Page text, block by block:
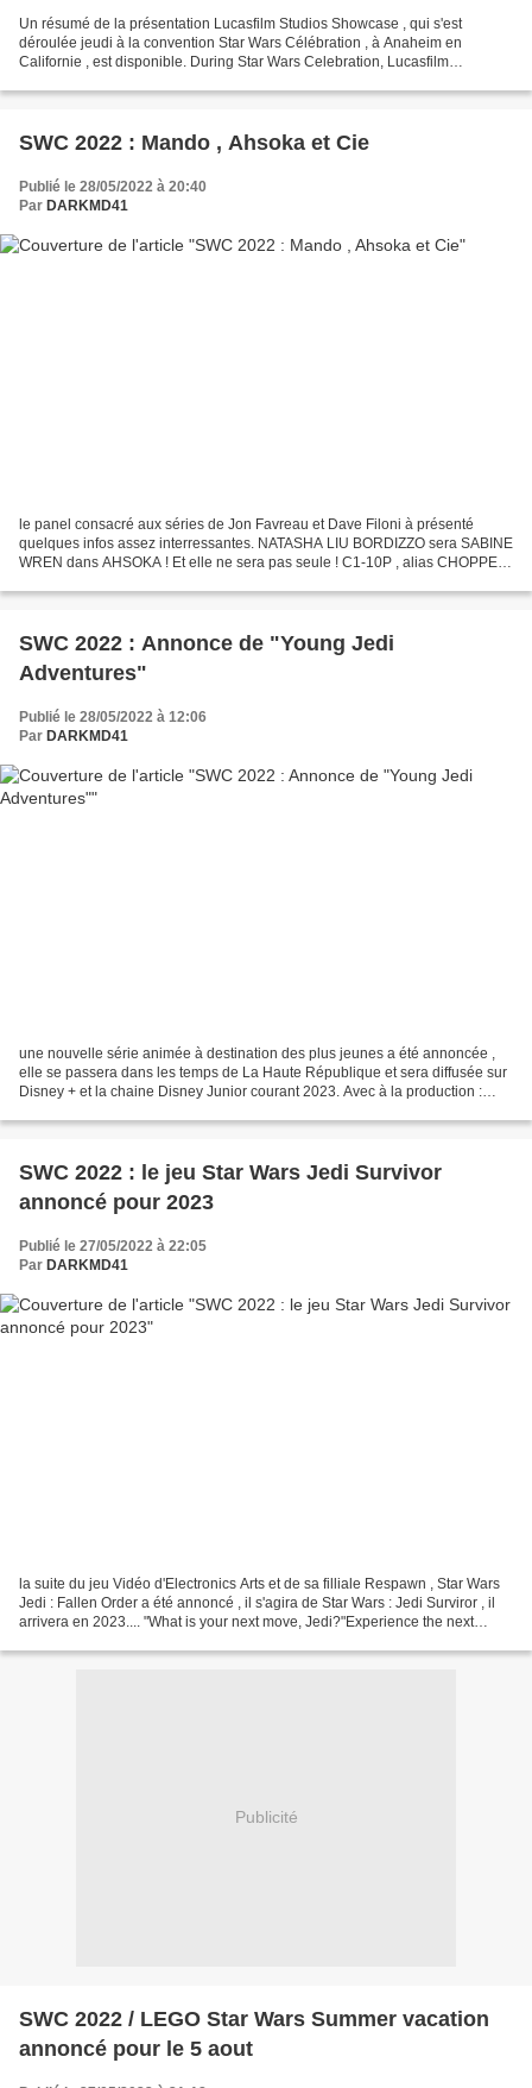
Un résumé de la présentation Lucasfilm Studios Showcase , qui s'est
déroulée jeudi à la convention Star Wars Célébration , à Anaheim en
Californie , est disponible. During Star Wars Celebration, Lucasfilm
SWC 2022 : Mando , Ahsoka et Cie
Publié le 28/05/2022 à 20:40
Par DARKMD41
le panel consacré aux séries de Jon Favreau et Dave Filoni à présenté
quelques infos assez interressantes. NATASHA LIU BORDIZZO sera SABINE
WREN dans AHSOKA ! Et elle ne sera pas seule ! C1-10P , alias CHOPPER
SWC 2022 : Annonce de "Young Jedi
Adventures"
Publié le 28/05/2022 à 12:06
Par DARKMD41
une nouvelle série animée à destination des plus jeunes a été annoncée ,
elle se passera dans les temps de La Haute République et sera diffusée sur
Disney + et la chaine Disney Junior courant 2023. Avec à la production :
SWC 2022 : le jeu Star Wars Jedi Survivor
annoncé pour 2023
Publié le 27/05/2022 à 22:05
Par DARKMD41
la suite du jeu Vidéo d'Electronics Arts et de sa filliale Respawn , Star Wars
Jedi : Fallen Order a été annoncé , il s'agira de Star Wars : Jedi Surviror , il
arrivera en 2023.... "What is your next move, Jedi?"Experience the next
Publicité
SWC 2022 / LEGO Star Wars Summer vacation
annoncé pour le 5 aout